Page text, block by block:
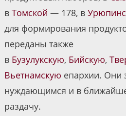
в Томской — 178, в
для формирования
переданы также
в Бузулукскую, Бийскую,
Вьетнамскую епархии. Они
нуждающимся и в
раздачу.